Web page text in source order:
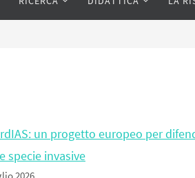
un progetto europeo per
specie invasive